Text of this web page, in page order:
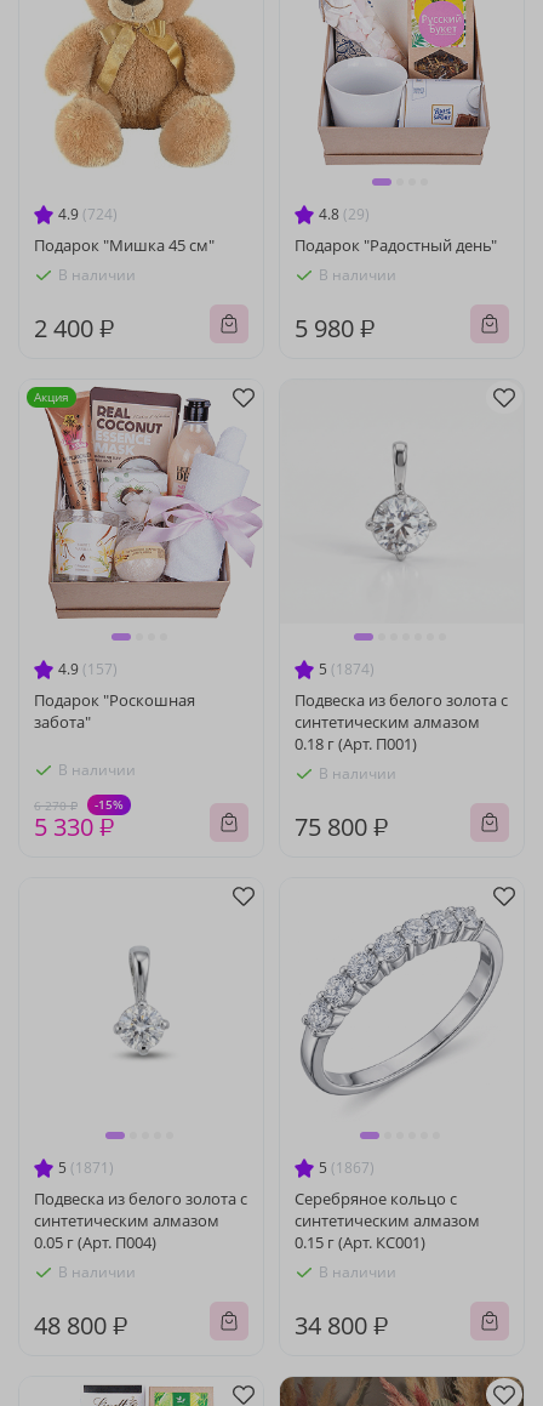
4.9 (724)
Подарок "Мишка 45 см"
В наличии
2 400 ₽
4.8 (29)
Подарок "Радостный день"
В наличии
5 980 ₽
4.9 (157)
Подарок "Роскошная
забота"
В наличии
6 270 ₽ -15%
5 330 ₽
Акция
5 (1874)
Подвеска из белого золота с
синтетическим алмазом
0.18 г (Арт. П001)
В наличии
75 800 ₽
5 (1871)
Подвеска из белого золота с
синтетическим алмазом
0.05 г (Арт. П004)
В наличии
48 800 ₽
5 (1867)
Серебряное кольцо с
синтетическим алмазом
0.15 г (Арт. КС001)
В наличии
34 800 ₽